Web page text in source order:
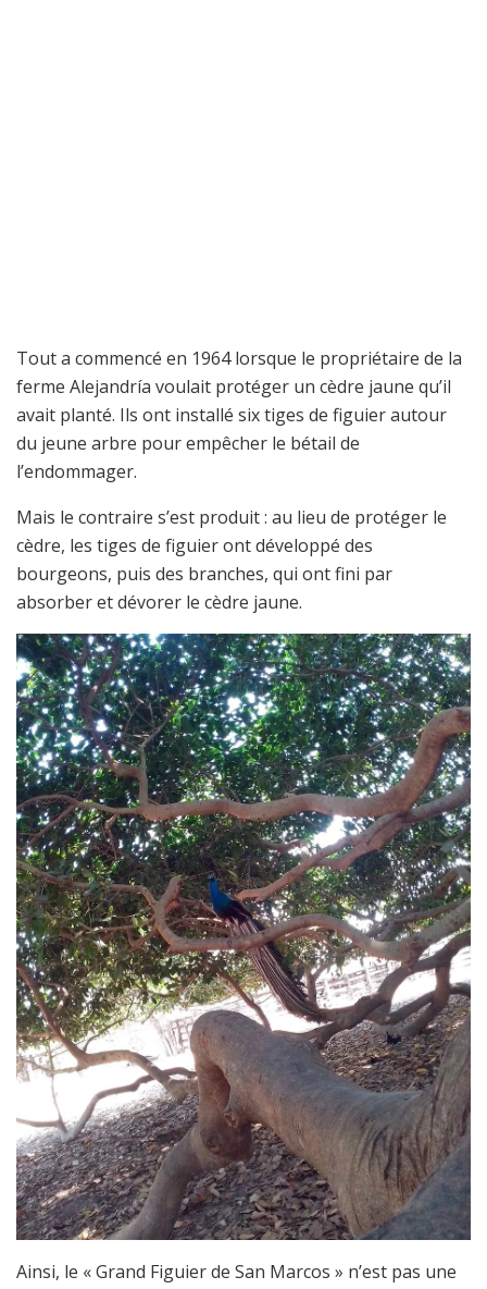
Tout a commencé en 1964 lorsque le propriétaire de la
ferme Alejandría voulait protéger un cèdre jaune qu’il
avait planté. Ils ont installé six tiges de figuier autour
du jeune arbre pour empêcher le bétail de
l’endommager.
Mais le contraire s’est produit : au lieu de protéger le
cèdre, les tiges de figuier ont développé des
bourgeons, puis des branches, qui ont fini par
absorber et dévorer le cèdre jaune.
Ainsi, le « Grand Figuier de San Marcos » n’est pas une